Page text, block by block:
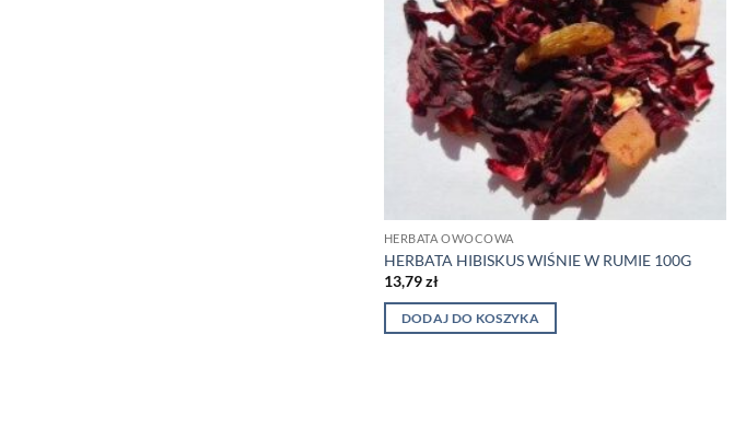
HERBATA OWOCOWA
HERBATA HIBISKUS WIŚNIE W RUMIE 100G
13,79zł
DODAJ DO KOSZYKA